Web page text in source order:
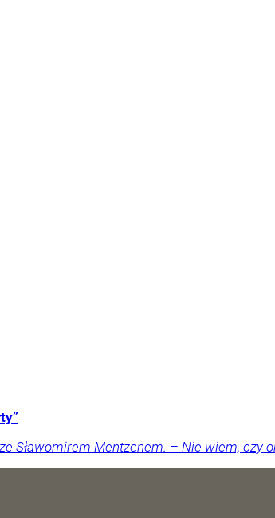
Sławomirem Mentzenem. – Nie wiem, czy